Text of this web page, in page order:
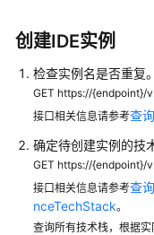
用
户
指
最
佳
实
践
创建IDE实例
检查实例名是否重复。
GET https://{endpoint}/
接口相关信息请参考查
确定待创建实例的技
GET https://{endpoint}/
接口相关信息请参考查
nceTechStack。
查询所有技术栈，根据